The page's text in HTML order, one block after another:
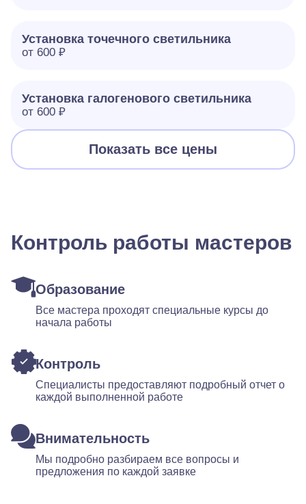
Установка точечного светильника
от 600 ₽
Установка галогенового светильника
от 600 ₽
Показать все цены
Контроль работы мастеров
Образование
Все мастера проходят специальные курсы до
начала работы
Контроль
Специалисты предоставляют подробный отчет о
каждой выполненной работе
Внимательность
Мы подробно разбираем все вопросы и
предложения по каждой заявке